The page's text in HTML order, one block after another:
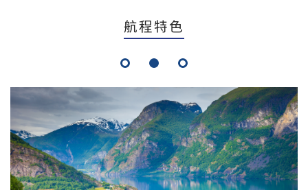
航程特色
2 3